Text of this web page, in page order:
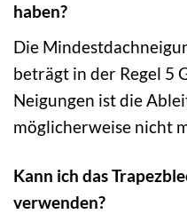
haben?
Die
beträgt in der Regel 5
Neigungen ist die
möglicherweise nicht
Kann ich das
verwenden?